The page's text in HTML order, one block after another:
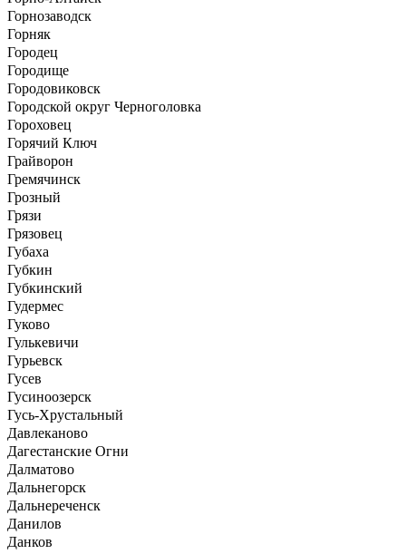
Горнозаводск
Горняк
Городец
Городище
Городовиковск
Городской округ Черноголовка
Гороховец
Горячий Ключ
Грайворон
Гремячинск
Грозный
Грязи
Грязовец
Губаха
Губкин
Губкинский
Гудермес
Гуково
Гулькевичи
Гурьевск
Гусев
Гусиноозерск
Гусь-Хрустальный
Давлеканово
Дагестанские Огни
Далматово
Дальнегорск
Дальнереченск
Данилов
Данков